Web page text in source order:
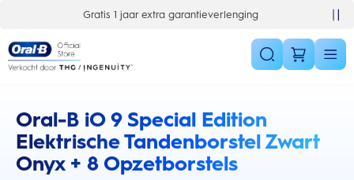
Oral-B iO 9 Special Edition
Elektrische Tandenborstel Zwart
Onyx + 8 Opzetborstels
this action will scroll you to the reviews section